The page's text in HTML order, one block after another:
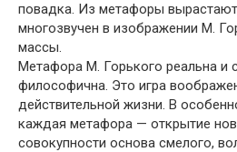
повадка. Из метафоры вырастают
многозвучен в изображении М.
массы.
Метафора М. Горького реальна и
философична. Это игра
действительной жизни. В
каждая метафора — открытие
совокупности основа смелого,